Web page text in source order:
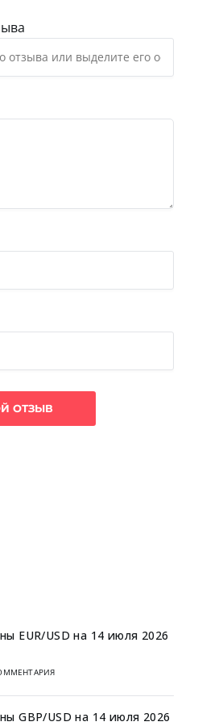
EUR/USD на 14 июля 2026
GBP/USD на 14 июля 2026